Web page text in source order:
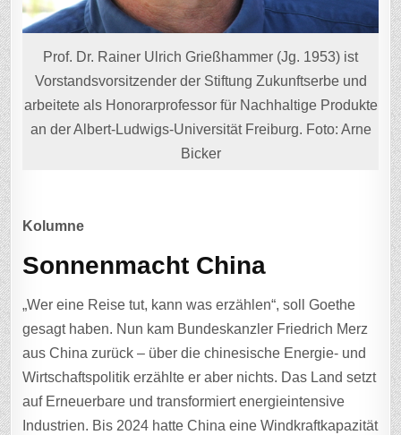
Prof. Dr. Rainer Ulrich Grießhammer (Jg. 1953) ist
Vorstandsvorsitzender der Stiftung Zukunftserbe und
arbeitete als Honorarprofessor für Nachhaltige Produkte
an der Albert-Ludwigs-Universität Freiburg. Foto: Arne
Bicker
Kolumne
Sonnenmacht China
„Wer eine Reise tut, kann was erzählen“, soll Goethe
gesagt haben. Nun kam Bundeskanzler Friedrich Merz
aus China zurück – über die chinesische Energie- und
Wirtschaftspolitik erzählte er aber nichts. Das Land setzt
auf Erneuerbare und transformiert energieintensive
Industrien. Bis 2024 hatte China eine Windkraftkapazität